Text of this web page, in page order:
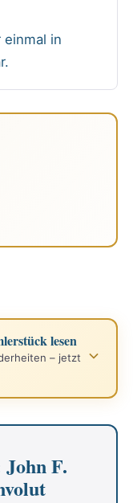
einmal in
lesen
– jetzt
F.